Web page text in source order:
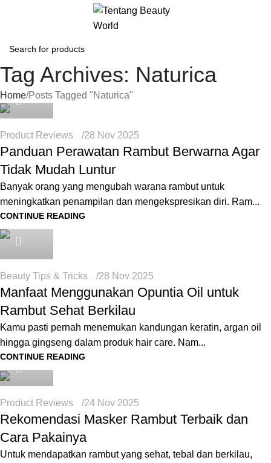
Tag Archives: Naturica
Home Posts Tagged "Naturica"
seo
Product Reviews 28 Nov 2025
Panduan Perawatan Rambut Berwarna Agar
Tidak Mudah Luntur
Banyak orang yang mengubah warana rambut untuk
meningkatkan penampilan dan mengekspresikan diri. Ram...
CONTINUE READING
Beauty Tips & Tricks 28 Nov 2025
Manfaat Menggunakan Opuntia Oil untuk
Rambut Sehat Berkilau
Kamu pasti pernah menemukan kandungan keratin, argan oil
hingga gingseng dalam produk hair care. Nam...
CONTINUE READING
seo
Product Reviews 24 Nov 2025
Rekomendasi Masker Rambut Terbaik dan
Cara Pakainya
Untuk mendapatkan rambut yang sehat, tebal dan berkilau,